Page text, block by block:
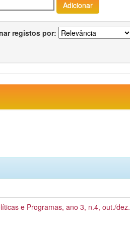
registos por:
e Programas, ano 3, n.4, out./dez.